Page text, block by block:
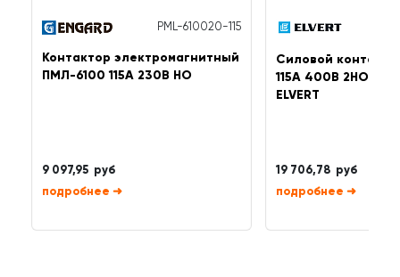
PML-610020-115
Контактор электромагнитный
ПМЛ-6100 115A 230B НО
9 097,95 руб
➜
Силовой
115A 400B 2НО
ELVERT
19 706,78 руб
➜